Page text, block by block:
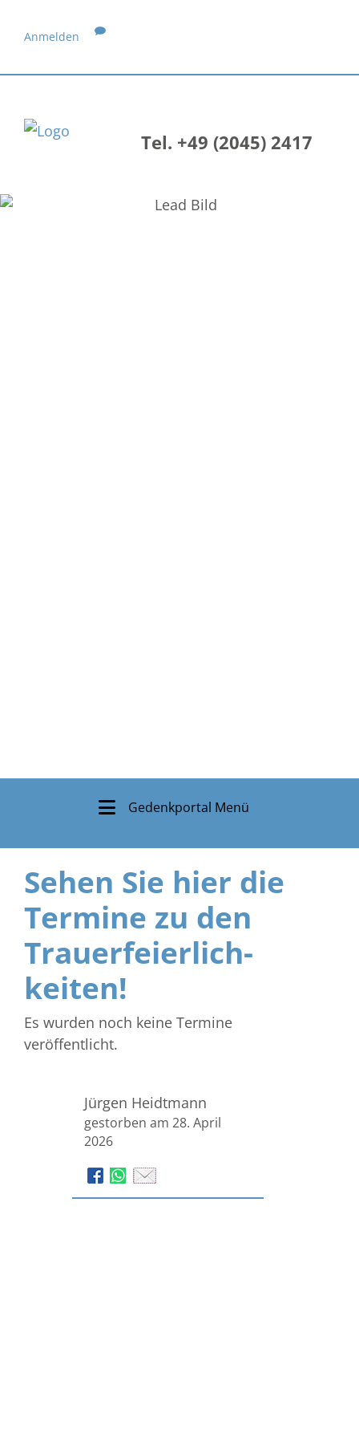
Anmelden
Tel. +49 (2045) 2417
Gedenkportal Menü
Sehen Sie hier die
Termine zu den
Trauer­feierlich­
keiten!
Es wurden noch keine Termine
veröffentlicht.
Jürgen Heidtmann
gestorben am 28. April
2026